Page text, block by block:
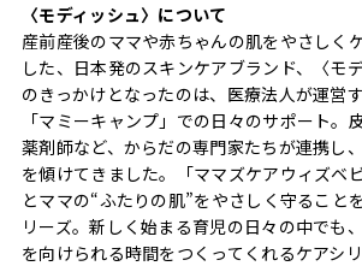
〈モディッシュ〉について
産前産後のママや赤ちゃんの肌をやさしく
した、日本発のスキンケアブランド、〈モ
のきっかけとなったのは、医療法人が運営
「マミーキャンプ」での日々のサポート。
薬剤師など、からだの専門家たちが連携し
を傾けてきました。「ママズケアウィズベ
とママの“ふたりの肌”をやさしく守ること
リーズ。新しく始まる育児の日々の中でも
を向けられる時間をつくってくれるケアシリ